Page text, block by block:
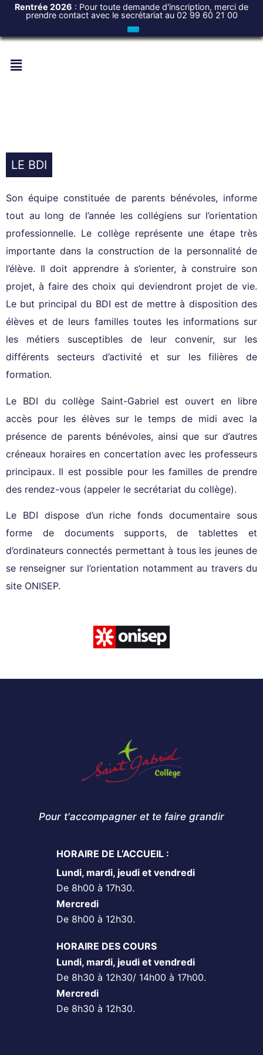
Rentrée 2026 : Pour toute demande d'inscription, merci de
prendre contact avec le secrétariat au 02 99 60 21 00
LE BDI
Son équipe constituée de parents bénévoles, informe
tout au long de l’année les collégiens sur l’orientation
professionnelle. Le collège représente une étape très
importante dans la construction de la personnalité de
l’élève. Il doit apprendre à s’orienter, à construire son
projet, à faire des choix qui deviendront projet de vie.
Le but principal du BDI est de mettre à disposition des
élèves et de leurs familles toutes les informations sur
les métiers susceptibles de leur convenir, sur les
différents secteurs d’activité et sur les filières de
formation.
Le BDI du collège Saint-Gabriel est ouvert en libre
accès pour les élèves sur le temps de midi avec la
présence de parents bénévoles, ainsi que sur d’autres
créneaux horaires en concertation avec les professeurs
principaux. Il est possible pour les familles de prendre
des rendez-vous (appeler le secrétariat du collège).
Le BDI dispose d’un riche fonds documentaire sous
forme de documents supports, de tablettes et
d’ordinateurs connectés permettant à tous les jeunes de
se renseigner sur l’orientation notamment au travers du
site ONISEP.
Pour t'accompagner et te faire grandir
HORAIRE DE L’ACCUEIL :
Lundi, mardi, jeudi et vendredi
De 8h00 à 17h30.
Mercredi
De 8h00 à 12h30.
HORAIRE DES COURS
Lundi, mardi, jeudi et vendredi
De 8h30 à 12h30/ 14h00 à 17h00.
Mercredi
De 8h30 à 12h30.